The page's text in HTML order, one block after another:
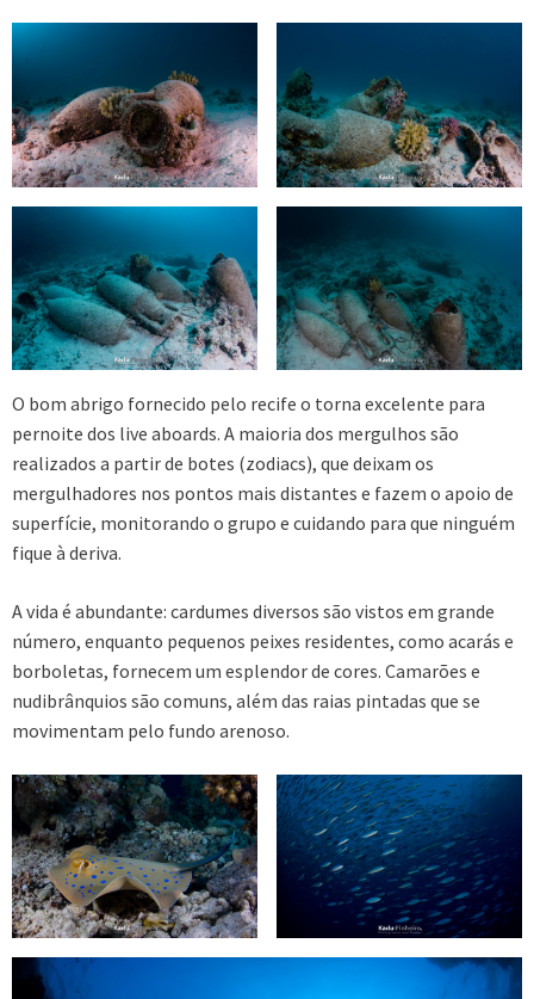
O bom abrigo fornecido pelo recife o torna excelente para
pernoite dos live aboards. A maioria dos mergulhos são
realizados a partir de botes (zodiacs), que deixam os
mergulhadores nos pontos mais distantes e fazem o apoio de
superfície, monitorando o grupo e cuidando para que ninguém
fique à deriva.
A vida é abundante: cardumes diversos são vistos em grande
número, enquanto pequenos peixes residentes, como acarás e
borboletas, fornecem um esplendor de cores. Camarões e
nudibrânquios são comuns, além das raias pintadas que se
movimentam pelo fundo arenoso.